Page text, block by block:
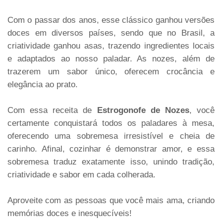
Com o passar dos anos, esse clássico ganhou versões
doces em diversos países, sendo que no Brasil, a
criatividade ganhou asas, trazendo ingredientes locais
e adaptados ao nosso paladar. As nozes, além de
trazerem um sabor único, oferecem crocância e
elegância ao prato.
Com essa receita de Estrogonofe de Nozes, você
certamente conquistará todos os paladares à mesa,
oferecendo uma sobremesa irresistível e cheia de
carinho. Afinal, cozinhar é demonstrar amor, e essa
sobremesa traduz exatamente isso, unindo tradição,
criatividade e sabor em cada colherada.
Aproveite com as pessoas que você mais ama, criando
memórias doces e inesquecíveis!